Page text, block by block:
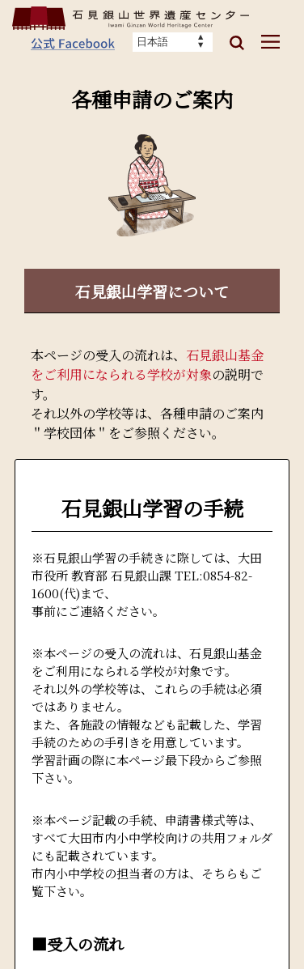
各種申請のご案内
石見銀山学習について
本ページの受入の流れは、 石見銀山基金
をご利用になられる学校が対象の説明で
す。
それ以外の学校等は、各種申請のご案内
＂学校団体＂をご参照ください。
石見銀山学習の手続
※石見銀山学習の手続きに際しては、大田
市役所 教育部 石見銀山課 TEL:0854-82-
1600(代)まで、
事前にご連絡ください。
※本ページの受入の流れは、石見銀山基金
をご利用になられる学校が対象です。
それ以外の学校等は、これらの手続は必須
ではありません。
また、各施設の情報なども記載した、学習
手続のための手引きを用意しています。
学習計画の際に本ページ最下段からご参照
下さい。
※本ページ記載の手続、申請書様式等は、
すべて大田市内小中学校向けの共用フォルダ
にも記載されています。
市内小中学校の担当者の方は、そちらもご
覧下さい。
■受入の流れ